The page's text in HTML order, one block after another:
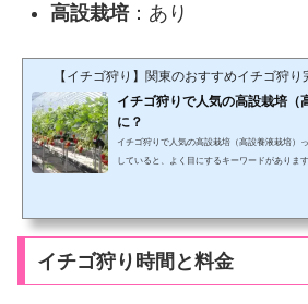
高設栽培：あり
【イチゴ狩り】関東のおすすめイチゴ狩り
イチゴ狩りで人気の高設栽培（
に？
イチゴ狩りで人気の高設栽培（高設養液栽培）
していると、よく目にするキーワードがありま
た、低いところ、つまり土に直接イチゴの苗を植
イチゴ狩り時間と料金